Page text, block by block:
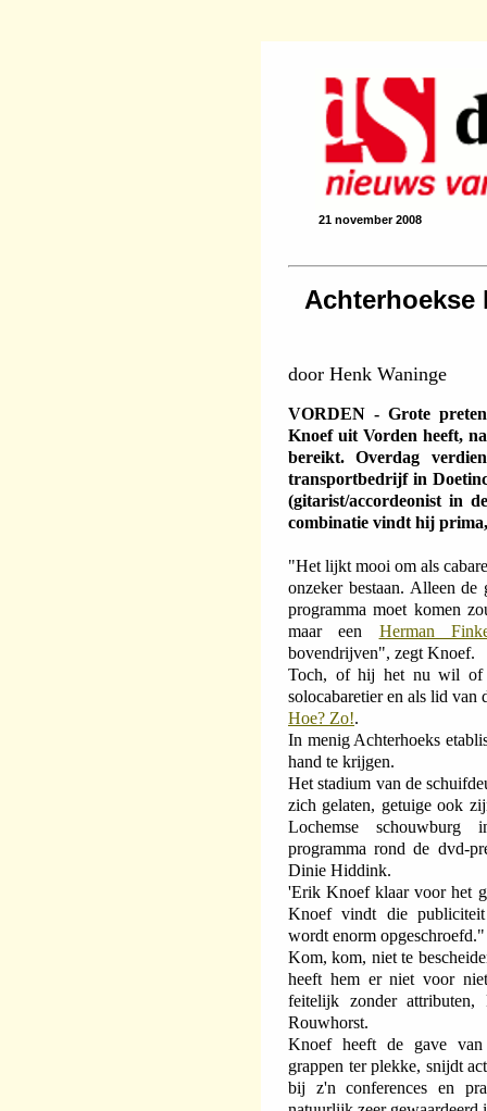
21 november 2008
Achterhoekse
door Henk Waninge
VORDEN - Grote
Knoef uit Vorden heeft,
bereikt. Overdag
transportbedrijf in
(gitarist/accordeonist in
combinatie vindt hij
"Het lijkt mooi om als
onzeker bestaan. Alleen
programma moet komen
maar een Herman
bovendrijven", zegt Knoef.
Toch, of hij het nu wil of
solocabaretier en als lid van
Hoe? Zo!.
In menig Achterhoeks
hand te krijgen.
Het stadium van de
zich gelaten, getuige ook
Lochemse schouwburg
programma rond de dvd-
Dinie Hiddink.
'Erik Knoef klaar voor het
Knoef vindt die
wordt enorm opgeschroefd."
Kom, kom, niet te
heeft hem er niet voor
feitelijk zonder
Rouwhorst.
Knoef heeft de gave
grappen ter plekke, snijdt
bij z'n conferences en